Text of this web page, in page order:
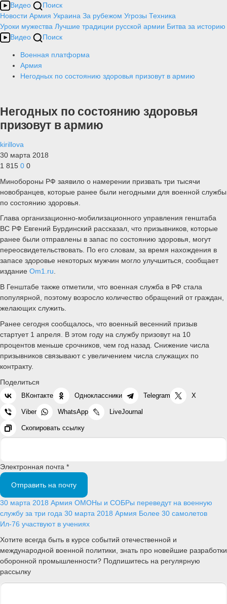
Видео
Поиск
Новости Армия Украина За рубежом Угрозы Техника
Уроки мужества Лучшие традиции русской армии Битва за историю
Видео
Поиск
Военная платформа
Армия
Негодных по состоянию здоровья призовут в армию
Негодных по состоянию здоровья
призовут в армию
kirillova
30 марта 2018
1 815 0 0
Минобороны РФ заявило о намерении призвать три тысячи
новобранцев, которые ранее были негодными для военной службы
по состоянию здоровья.
Глава организационно-мобилизационного управления генштаба
ВС РФ Евгений Бурдинский рассказал, что призывников, которые
ранее были отправлены в запас по состоянию здоровья, могут
переосвидетельствовать. По его словам, за время нахождения в
запасе здоровье некоторых мужчин могло улучшиться, сообщает
издание Om1.ru.
В Генштабе также отметили, что военная служба в РФ стала
популярной, поэтому возросло количество обращений от граждан,
желающих служить.
Ранее сегодня сообщалось, что военный весенний призыв
стартует 1 апреля. В этом году на службу призовут на 10
процентов меньше срочников, чем год назад. Снижение числа
призывников связывают с увеличением числа служащих по
контракту.
Поделиться
ВКонтакте Одноклассники Telegram X
Viber WhatsApp LiveJournal
Скопировать ссылку
Электронная почта *
Отправить на почту
30 марта 2018 Армия ОМОНы и СОБРы переведут на военную
службу за три года 30 марта 2018 Армия Более 30 самолетов
Ил-76 участвуют в учениях
Хотите всегда быть в курсе событий отечественной и
международной военной политики, знать про новейшие разработки
оборонной промышленности? Подпишитесь на регулярную
рассылку